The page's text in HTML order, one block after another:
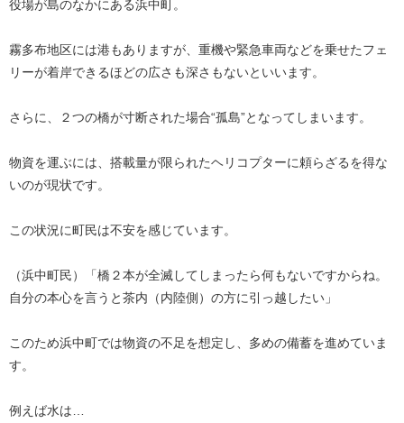
役場が島のなかにある浜中町。
霧多布地区には港もありますが、重機や緊急車両などを乗せたフェ
リーが着岸できるほどの広さも深さもないといいます。
さらに、２つの橋が寸断された場合“孤島”となってしまいます。
物資を運ぶには、搭載量が限られたヘリコプターに頼らざるを得な
いのが現状です。
この状況に町民は不安を感じています。
（浜中町民）「橋２本が全滅してしまったら何もないですからね。
自分の本心を言うと茶内（内陸側）の方に引っ越したい」
このため浜中町では物資の不足を想定し、多めの備蓄を進めていま
す。
例えば水は…